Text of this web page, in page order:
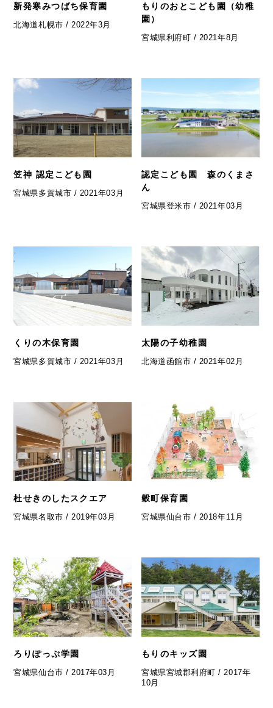
新発寒みつばち保育園
北海道札幌市 / 2022年3月
もりのおとこども園（幼稚
園）
宮城県利府町 / 2021年8月
笠神 認定こども園
宮城県多賀城市 / 2021年03月
認定こども園 森のくまさ
ん
宮城県登米市 / 2021年03月
くりの木保育園
宮城県多賀城市 / 2021年03月
太陽の子幼稚園
北海道函館市 / 2021年02月
杜せきのしたスクエア
宮城県名取市 / 2019年03月
穀町保育園
宮城県仙台市 / 2018年11月
ろりぽっぷ学園
宮城県仙台市 / 2017年03月
もりのキッズ園
宮城県宮城郡利府町 / 2017年
10月